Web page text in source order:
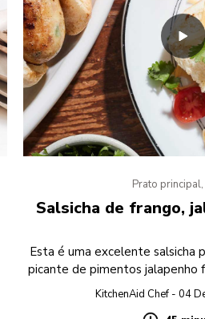
Prato
Salsicha de frango,
Esta é uma excelente salsicha
picante de pimentos jalapenho
confere um toque cremoso a
KitchenAid Chef - 04